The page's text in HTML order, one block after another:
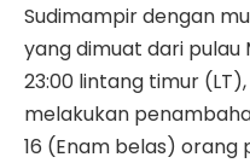
Sudimampir dengan
yang dimuat dari pulau
23:00 lintang timur
melakukan
16 (Enam belas)